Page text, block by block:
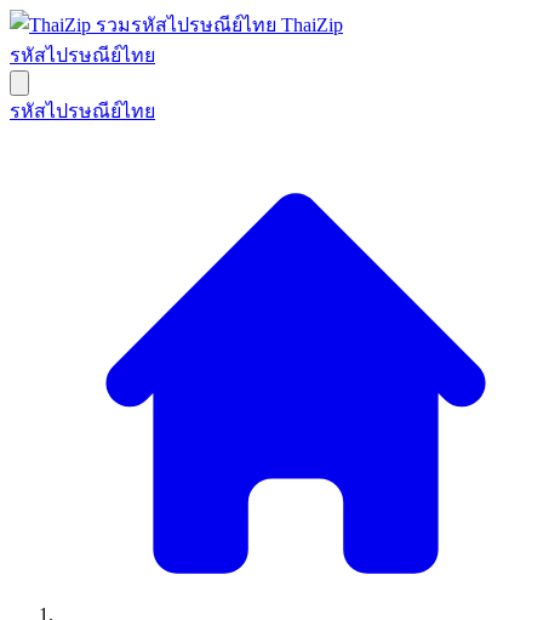
ThaiZip
รหัสไปรษณีย์ไทย
รหัสไปรษณีย์ไทย